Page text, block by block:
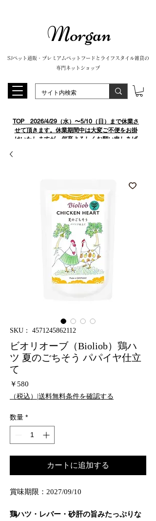
SJペット通販・プレミアムペットフードとライフスタイル雑貨の
専門ネットショップ
Morgan
TOP ​ 2026/4/29（水）〜5/10（日）まで休業さ
せて頂きます。休業期間中は大変ご不便をお掛
けいたしますが、何卒よろしくお願い申しあげ
SKU： 4571245862112
ビオリオーブ（Bioliob）鶏ハ
ツ 夏のごちそう パパイヤ仕立
て
￥580
格
（税込）|送料無料条件を確認する
数量 *
カートに追加する
賞味期限：2027/09/10
鶏ハツ・レバー・砂肝の旨みたっぷりな